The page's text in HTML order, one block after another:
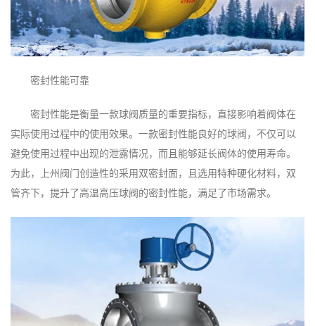
密封性能可靠
密封性能是衡量一款球阀质量的重要指标，直接影响着阀体在
实际使用过程中的使用效果。一款密封性能良好的球阀，不仅可以
避免使用过程中出现的泄露情况，而且能够延长阀体的使用寿命。
为此，上州阀门创造性的采用双密封面，且选用特种硬化材料，双
管齐下，提升了高温高压球阀的密封性能，满足了市场需求。